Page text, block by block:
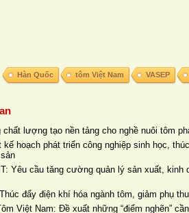
Hàn Quốc tôm Việt Nam VASEP
chất lượng tạo nền tảng cho nghề nuôi tôm
kế hoạch phát triển công nghiệp sinh học,
Yêu cầu tăng cường quản lý sản xuất, kinh
đẩy điện khí hóa ngành tôm, giảm phụ
Việt Nam: Đề xuất những “điểm nghẽn”